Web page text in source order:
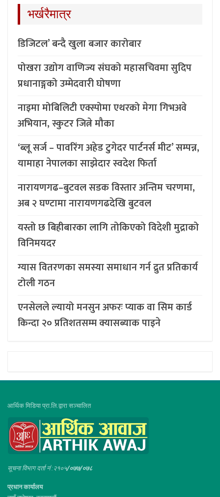
भर्खरैमात्र
डिजिटल’ बन्दै खुला बजार कारोबार
पोखरा उद्योग वाणिज्य संघको महासचिवमा सुदिप
प्रधानाङ्गको उम्मेदवारी घोषणा
नाइमा मोबिलिटी एक्स्पोमा एथरको मेगा गिभअवे
अभियान, स्कुटर जित्ने मौका
‘ब्लू सर्ज – पावरिंग अहेड टुगेदर पार्टनर्स मीट’ सम्पन्न,
यामाहा नेपालका साझेदार स्वदेश फिर्ता
नारायणगढ–बुटवल सडक विस्तार अन्तिम चरणमा,
अब २ घण्टामा नारायणगढदेखि बुटवल
यस्तो छ बिहीबारका लागि तोकिएको विदेशी मुद्राको
विनिमयदर
ग्यास वितरणका समस्या समाधान गर्न द्रुत प्रतिकार्य
टोली गठन
एनसेलले ल्यायो मनसुन अफरः प्याक वा सिम कार्ड
किन्दा २० प्रतिशतसम्म क्यासब्याक पाइने
आर्थिक मिडिया प्रा.लि.द्वारा सञ्चालित
सूचना विभाग दर्ता नं :२१०५/०७७/०७८
प्रधान कार्यालय